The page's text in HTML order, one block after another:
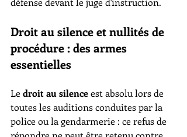
Droit au silence et nullités de
procédure : des armes
essentielles
Le droit au silence est absolu lors de
toutes les auditions conduites par la
police ou la gendarmerie : ce refus de